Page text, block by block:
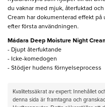
du vaknar med mjuk, återfuktad
Cream har dokumenterad effekt
efter första användningen.
Mádara Deep Moisture Night
- Djupt återfuktande
- Icke-komedogen
- Stödjer hudens förnyelseprocess
Kvalitetssäkrat av expert: Innehållet
denna sida är framtagna och